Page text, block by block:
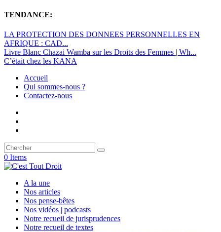
TENDANCE:
LA PROTECTION DES DONNEES PERSONNELLES EN
AFRIQUE : CAD...
Livre Blanc Chazai Wamba sur les Droits des Femmes | Wh...
C’était chez les KANA
Accueil
Qui sommes-nous ?
Contactez-nous
0 Items
A la une
Nos articles
Nos pense-bêtes
Nos vidéos | podcasts
Notre recueil de jurisprudences
Notre recueil de textes